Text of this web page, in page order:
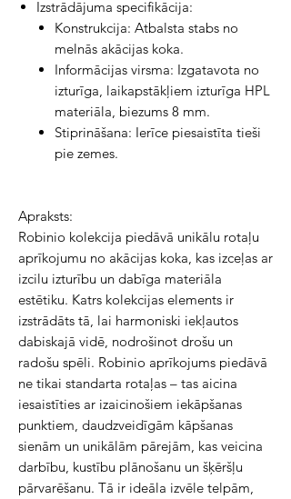
Izstrādājuma specifikācija:
Konstrukcija: Atbalsta stabs no
melnās akācijas koka.
Informācijas virsma: Izgatavota no
izturīga, laikapstākļiem izturīga HPL
materiāla, biezums 8 mm.
Stiprināšana: Ierīce piesaistīta tieši
pie zemes.
Apraksts:
Robinio kolekcija piedāvā unikālu rotaļu
aprīkojumu no akācijas koka, kas izceļas ar
izcilu izturību un dabīga materiāla
estētiku. Katrs kolekcijas elements ir
izstrādāts tā, lai harmoniski iekļautos
dabiskajā vidē, nodrošinot drošu un
radošu spēli. Robinio aprīkojums piedāvā
ne tikai standarta rotaļas – tas aicina
iesaistīties ar izaicinošiem iekāpšanas
punktiem, daudzveidīgām kāpšanas
sienām un unikālām pārejām, kas veicina
darbību, kustību plānošanu un šķēršļu
pārvarēšanu. Tā ir ideāla izvēle telpām,